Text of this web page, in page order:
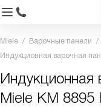
Miele Варочные панели
Индукционная варочная
Индукционная
Miele KM 8895